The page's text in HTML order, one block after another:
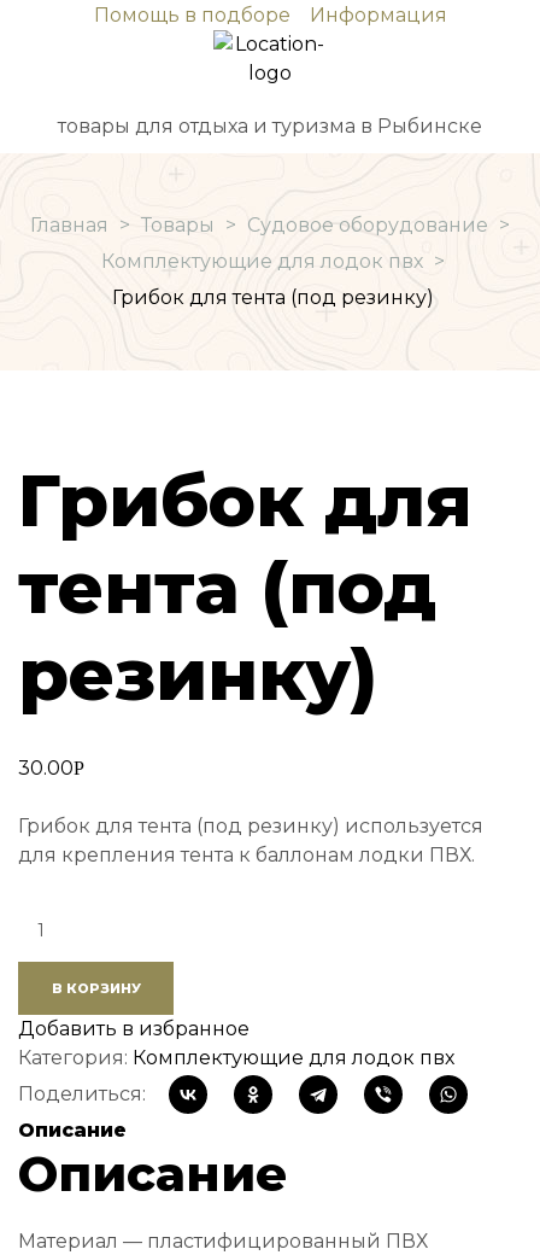
Помощь в подборе Информация
товары для отдыха и туризма в Рыбинске
Главная > Товары > Судовое оборудование >
Комплектующие для лодок пвх >
Грибок для тента (под резинку)
Грибок для
тента (под
резинку)
30.00Р
Грибок для тента (под резинку) используется
для крепления тента к баллонам лодки ПВХ.
В КОРЗИНУ
Добавить в избранное
Категория: Комплектующие для лодок пвх
Поделиться:
Описание
Описание
Материал — пластифицированный ПВХ